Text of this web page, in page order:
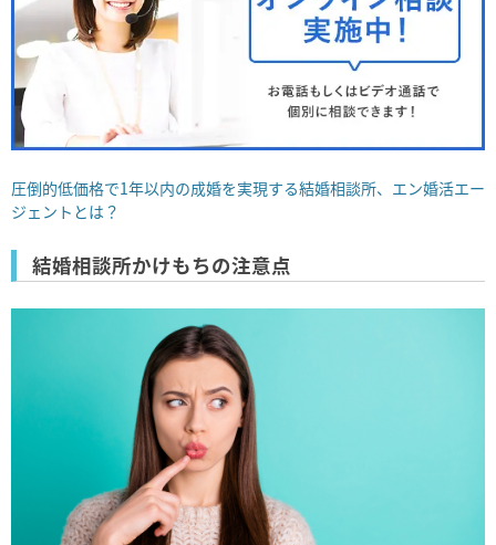
圧倒的低価格で1年以内の成婚を実現する結婚相談所、エン婚活エー
ジェントとは？
結婚相談所かけもちの注意点